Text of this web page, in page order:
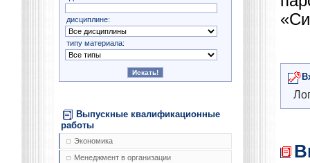
дисциплине:
типу материала:
Выпускные квалификационные
работы
Экономика
Менеджмент в организации